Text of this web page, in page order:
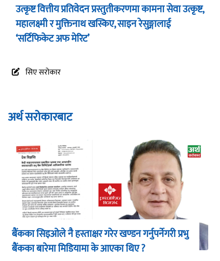
उत्कृष्ट वित्तीय प्रतिवेदन प्रस्तुतीकरणमा कामना सेवा उत्कृष्ट,
महालक्ष्मी र मुक्तिनाथ खस्किए, साइन रेसुङ्गालाई
‘सर्टिफिकेट अफ मेरिट’
सिए सरोकार
अर्थ सरोकारबाट
बैंकका सिइओले नै हस्ताक्षर गरेर खण्डन गर्नुपर्नेगरी प्रभु
बैंकका बारेमा मिडियामा के आएका थिए ?